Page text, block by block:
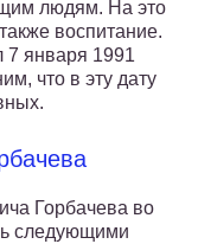
людям. На это
воспитание.
января 1991
что в эту дату
Горбачева во
следующими